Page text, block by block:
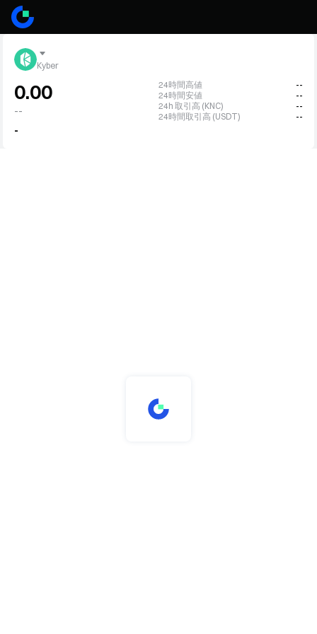
Kyber
0.00
--
-
24時間高値
--
24時間安値
--
24h 取引高 (KNC)
--
24時間取引高 (USDT)
--